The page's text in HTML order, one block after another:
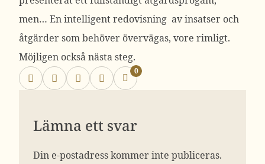
men… En intelligent redovisning av insatser och
åtgärder som behöver övervägas, vore rimligt.
Möjligen också nästa steg.
0
Lämna ett svar
Din e-postadress kommer inte publiceras.